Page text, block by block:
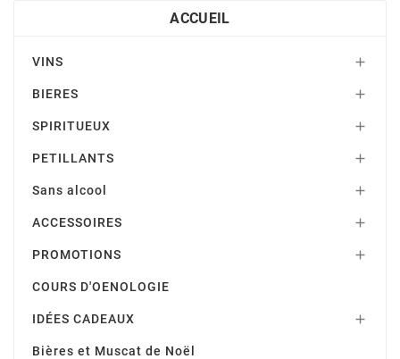
ACCUEIL
VINS 
BIERES 
SPIRITUEUX 
PETILLANTS 
Sans alcool 
ACCESSOIRES 
PROMOTIONS 
COURS D'OENOLOGIE
IDÉES CADEAUX 
Bières et Muscat de Noël